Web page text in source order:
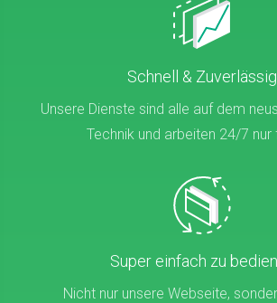
Schnell & Zuverlässig
Unsere Dienste sind alle auf dem
Technik und arbeiten 24/7 nur
Super einfach zu
Nicht nur unsere Webseite,